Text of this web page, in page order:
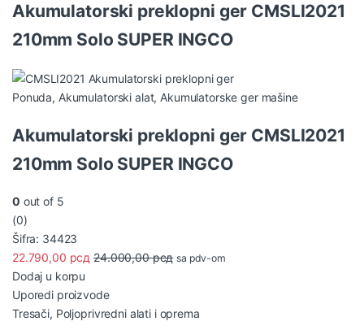
Akumulatorski preklopni ger CMSLI2021
210mm Solo SUPER INGCO
Ponuda, Akumulatorski alat,Akumulatorske ger mašine
Akumulatorski preklopni ger CMSLI2021
210mm Solo SUPER INGCO
0 out of 5
(0)
Šifra: 34423
22.790,00 рсд 24.000,00рсд sa pdv-om
Dodaj u korpu
Uporedi proizvode
Tresači, Poljoprivredni alati i oprema